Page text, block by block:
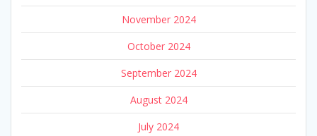
November 2024
October 2024
September 2024
August 2024
July 2024